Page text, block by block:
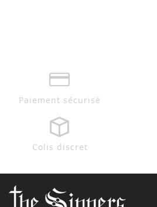
Paiement sécurisé
Colis discret